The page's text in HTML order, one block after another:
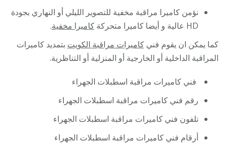
نؤمن كاميرا مراقبة مخفية للتصوير الليلي أو النهاري بجودة
HD عالية و أيضا كاميرا متحركة
كاميرا مخفية.
كما يمكن ان يقوم فنيكاميرات مراقبة الكويت بتمديد كاميرات
المراقبة الداخلية أو الخارجية أو المنزلية أو التناظرية.
فني كاميرات مراقبة اسطبلات الجهراء
رقم فني كاميرات مراقبة اسطبلات الجهراء
تلفون فني كاميرات مراقبة اسطبلات الجهراء
أرقام فني كاميرات مراقبة اسطبلات الجهراء